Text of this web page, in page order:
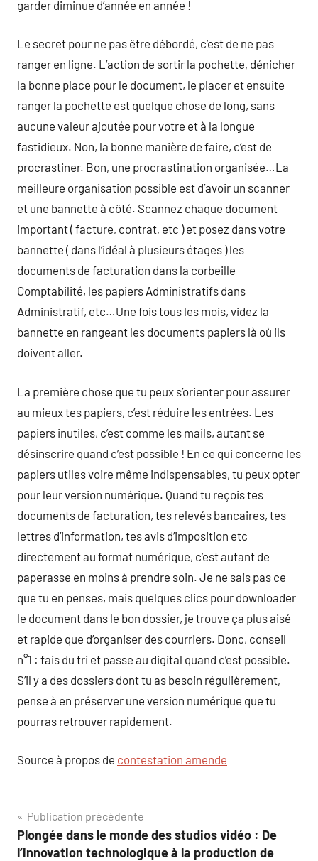
garder diminue d’année en année !
Le secret pour ne pas être débordé, c’est de ne pas
ranger en ligne. L’action de sortir la pochette, dénicher
la bonne place pour le document, le placer et ensuite
ranger la pochette est quelque chose de long, sans
aucune valeur ajoutée pour votre et à la longue
fastidieux. Non, la bonne manière de faire, c’est de
procrastiner. Bon, une procrastination organisée…La
meilleure organisation possible est d’avoir un scanner
et une bannette à côté. Scannez chaque document
important ( facture, contrat, etc ) et posez dans votre
bannette ( dans l’idéal à plusieurs étages ) les
documents de facturation dans la corbeille
Comptabilité, les papiers Administratifs dans
Administratif, etc…Une fois tous les mois, videz la
bannette en rangeant les documents papiers là où ils
doivent aller.
La première chose que tu peux s’orienter pour assurer
au mieux tes papiers, c’est réduire les entrées. Les
papiers inutiles, c’est comme les mails, autant se
désinscrire quand c’est possible ! En ce qui concerne les
papiers utiles voire même indispensables, tu peux opter
pour leur version numérique. Quand tu reçois tes
documents de facturation, tes relevés bancaires, tes
lettres d’information, tes avis d’imposition etc
directement au format numérique, c’est autant de
paperasse en moins à prendre soin. Je ne sais pas ce
que tu en penses, mais quelques clics pour downloader
le document dans le bon dossier, je trouve ça plus aisé
et rapide que d’organiser des courriers. Donc, conseil
n°1 : fais du tri et passe au digital quand c’est possible.
S’il y a des dossiers dont tu as besoin régulièrement,
pense à en préserver une version numérique que tu
pourras retrouver rapidement.
Source à propos de contestation amende
Navigation
de
Publication précédente
Plongée dans le monde des studios vidéo : De
l’innovation technologique à la production de